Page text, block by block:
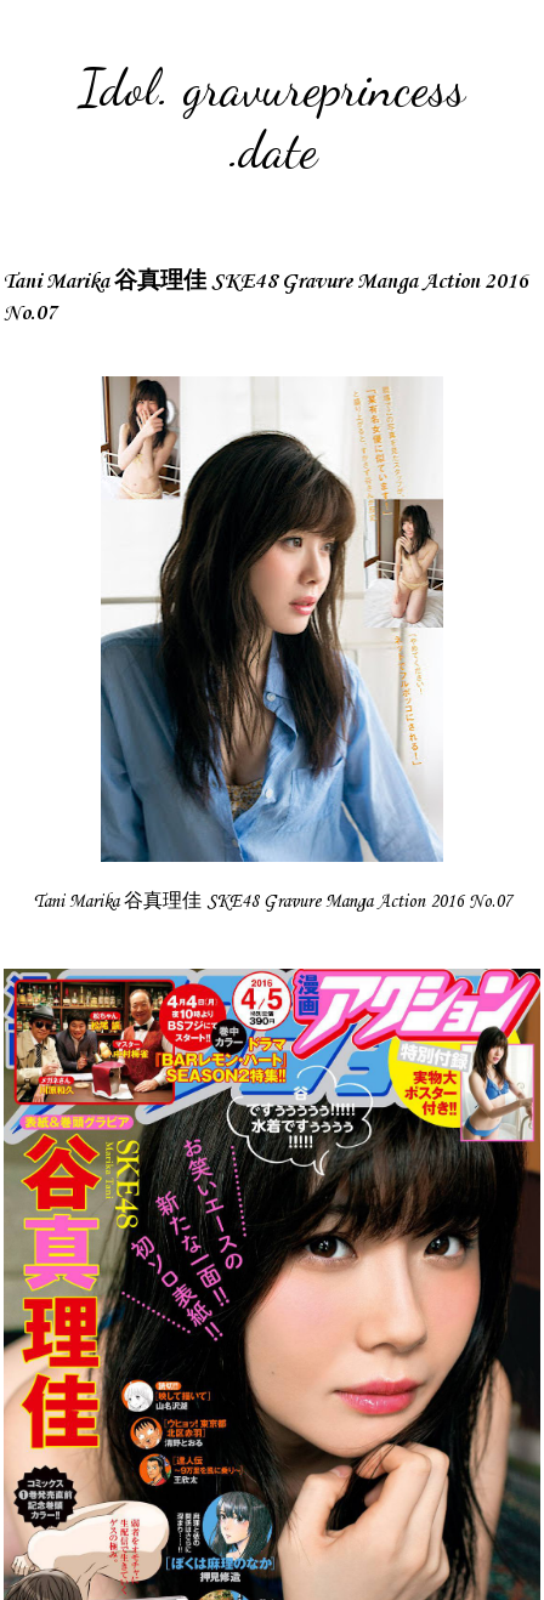
Idol. gravureprincess
.date
Tani Marika 谷真理佳 SKE48 Gravure Manga Action 2016
No.07
Tani Marika 谷真理佳 SKE48 Gravure Manga Action 2016 No.07